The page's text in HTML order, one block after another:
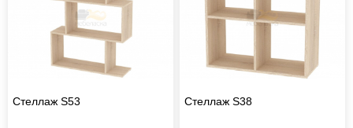
Стеллаж S53 Стеллаж S38